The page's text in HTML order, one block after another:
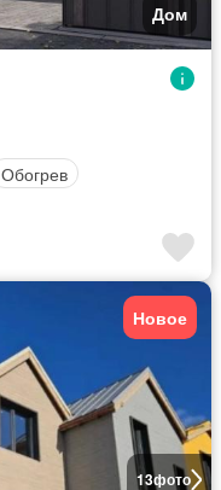
Дом
Обогрев
13фото
Новое